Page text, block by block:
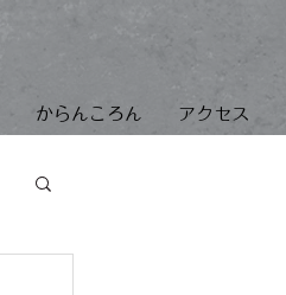
からんころん アクセス